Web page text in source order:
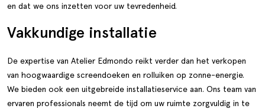
en dat we ons inzetten voor uw tevredenheid.
Vakkundige installatie
De expertise van Atelier Edmondo reikt verder dan het verkopen
van hoogwaardige screendoeken en rolluiken op zonne-energie.
We bieden ook een uitgebreide installatieservice aan. Ons team van
ervaren professionals neemt de tijd om uw ruimte zorgvuldig in te